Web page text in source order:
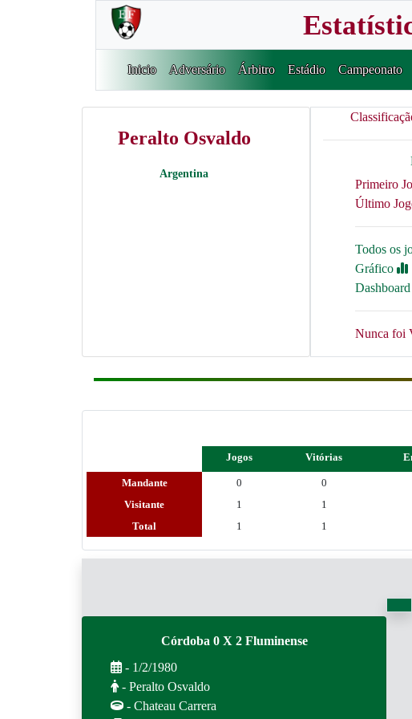
Inicio Adversário Árbitro Estádio Campeonato
Peralto Osvaldo
Argentina
Primeiro
Último
Todos os
Gráfico
Dashboard
Nunca foi
Jogos Vitórias
Mandante 0 0
Visitante
1 1
Total
1 1
Córdoba 0 X 2 Fluminense
- 1/2/1980
- Peralto Osvaldo
- Chateau Carrera